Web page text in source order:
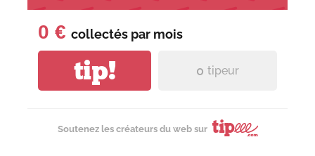
0 € collectés par mois
tip! 0 tipeur
Soutenez les créateurs du web sur